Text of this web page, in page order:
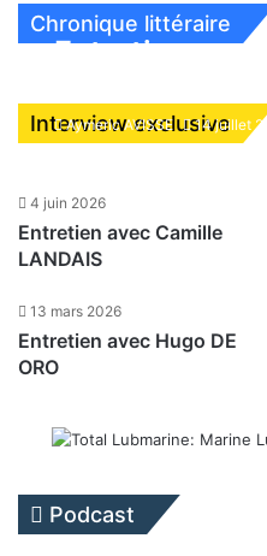
Chronique littéraire
Jeune Marine N°282
L’Orient Line
Chronique littéraire
La magie d’une
Histoire
8 décembre 2025
Union-Castle Line – 3e
Interview exclusive
Entretien avec
Aymeric AVISSE 14 juillet
4 juin 2026
Entretien avec Camille
LANDAIS
13 mars 2026
Entretien avec Hugo DE
ORO
Podcast